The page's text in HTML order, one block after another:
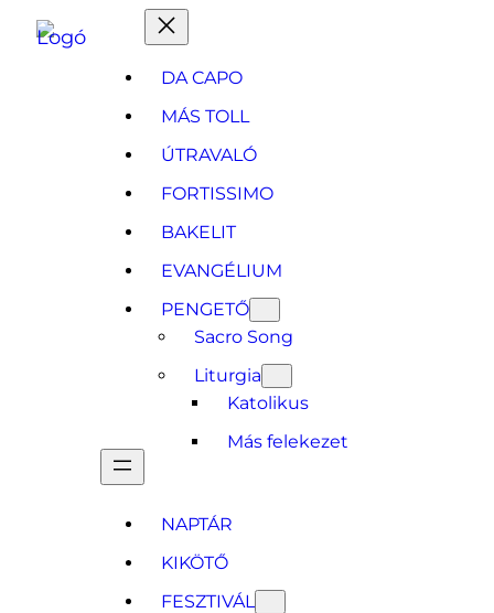
Ugrás
tartalomhoz
DA CAPO
MÁS TOLL
ÚTRAVALÓ
FORTISSIMO
BAKELIT
EVANGÉLIUM
PENGETŐ
Sacro Song
Liturgia
Katolikus
Más felekezet
NAPTÁR
KIKÖTŐ
FESZTIVÁL